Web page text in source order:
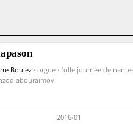
Boulez · orgue · folle journée de
abduraimov
2016-01